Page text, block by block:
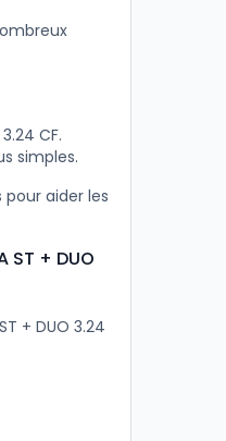
CF.
simples.
pour aider les
+ DUO
+ DUO 3.24